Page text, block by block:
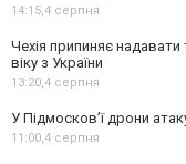
14:15,4 серпня
Чехія припиняє
віку з України
13:20,4 серпня
У Підмосков’ї дрони
11:00,4 серпня